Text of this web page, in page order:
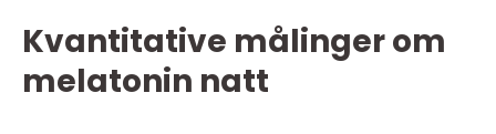
Kvantitative målinger om
melatonin natt